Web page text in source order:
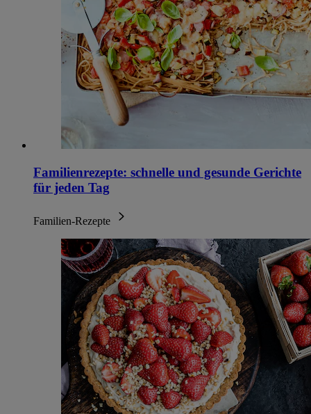
Familienrezepte: schnelle und gesunde Gerichte
für jeden Tag
Familien-Rezepte